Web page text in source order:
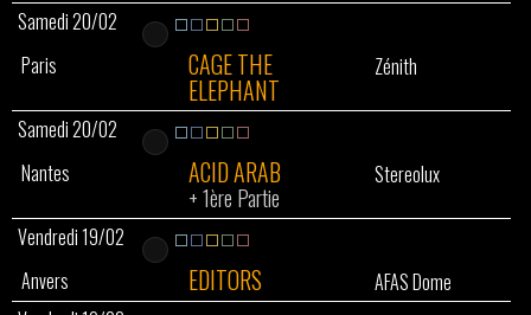
Samedi 20/02
Paris
CAGE THE
ELEPHANT
Zénith
Samedi 20/02
Nantes
ACID ARAB
+1ère Partie
Stereolux
Vendredi 19/02
Anvers
EDITORS
AFAS Dome